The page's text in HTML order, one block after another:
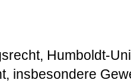
Humboldt-
insbesondere